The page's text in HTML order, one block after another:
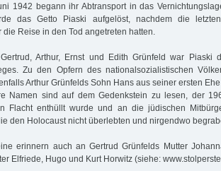
1942 begann ihr Abtransport in das
das Getto Piaski aufgelöst, nachdem die
die Reise in den Tod angetreten hatten.
Arthur, Ernst und Edith Grünfeld war Piaski
Zu den Opfern des nationalsozialistischen
Arthur Grünfelds Sohn Hans aus seiner ersten
Namen sind auf dem Gedenkstein zu lesen, der
Flacht enthüllt wurde und an die jüdischen
den Holocaust nicht überlebten und nirgendwo
erinnern auch an Gertrud Grünfelds Mutter
Elfriede, Hugo und Kurt Horwitz (siehe: